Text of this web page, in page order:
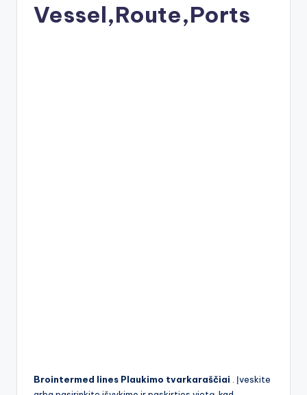
Vessel,Route,Ports
Brointermed lines Plaukimo tvarkaraščiai . Įveskite